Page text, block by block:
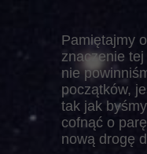
Pamiętajmy
znaczenie
nie
początków,
tak jak
cofnąć o
nową drogę